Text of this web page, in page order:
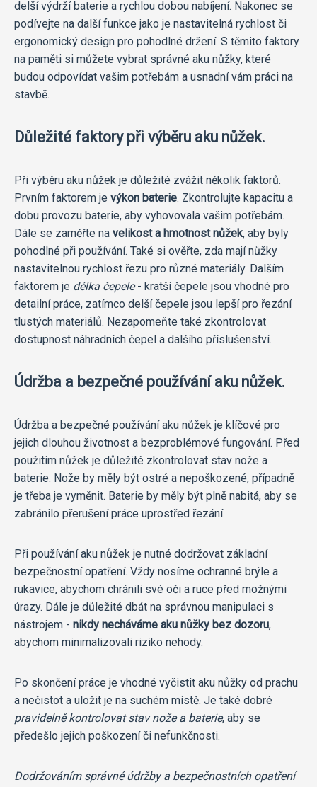
delší výdrží baterie a rychlou dobou nabíjení. Nakonec se
podívejte na další funkce jako je nastavitelná rychlost či
ergonomický design pro pohodlné držení. S těmito faktory
na paměti si můžete vybrat správné aku nůžky, které
budou odpovídat vašim potřebám a usnadní vám práci na
stavbě.
Důležité faktory při výběru aku nůžek.
Při výběru aku nůžek je důležité zvážit několik faktorů.
Prvním faktorem je výkon baterie. Zkontrolujte kapacitu a
dobu provozu baterie, aby vyhovovala vašim potřebám.
Dále se zaměřte na velikost a hmotnost nůžek, aby byly
pohodlné při používání. Také si ověřte, zda mají nůžky
nastavitelnou rychlost řezu pro různé materiály. Dalším
faktorem je délka čepele- kratší čepele jsou vhodné pro
detailní práce, zatímco delší čepele jsou lepší pro řezání
tlustých materiálů. Nezapomeňte také zkontrolovat
dostupnost náhradních čepel a dalšího příslušenství.
Údržba a bezpečné používání aku nůžek.
Údržba a bezpečné používání aku nůžek je klíčové pro
jejich dlouhou životnost a bezproblémové fungování. Před
použitím nůžek je důležité zkontrolovat stav nože a
baterie. Nože by měly být ostré a nepoškozené, případně
je třeba je vyměnit. Baterie by měly být plně nabitá, aby se
zabránilo přerušení práce uprostřed řezání.
Při používání aku nůžek je nutné dodržovat základní
bezpečnostní opatření. Vždy nosíme ochranné brýle a
rukavice, abychom chránili své oči a ruce před možnými
úrazy. Dále je důležité dbát na správnou manipulaci s
nástrojem - nikdy necháváme aku nůžky bez dozoru,
abychom minimalizovali riziko nehody.
Po skončení práce je vhodné vyčistit aku nůžky od prachu
a nečistot a uložit je na suchém místě. Je také dobré
pravidelně kontrolovat stav nože a baterie, aby se
předešlo jejich poškození či nefunkčnosti.
Dodržováním správné údržby a bezpečnostních opatření